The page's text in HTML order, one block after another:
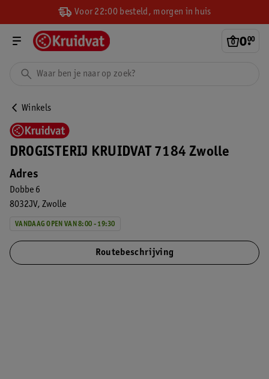
Voor 22:00 besteld, morgen in huis
0.
00
Winkels
DROGISTERIJ KRUIDVAT 7184 Zwolle
Adres
Dobbe 6
8032JV Zwolle
VANDAAG OPEN VAN 8:00 - 19:30
Routebeschrijving